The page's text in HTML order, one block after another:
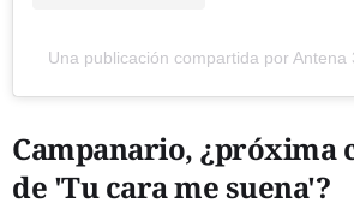
Una publicación compartida por Antena
Campanario, ¿próxima
de 'Tu cara me suena'?